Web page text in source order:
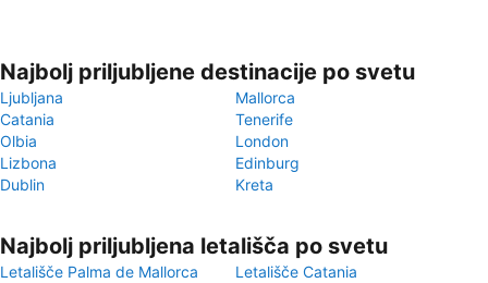
Najbolj priljubljene destinacije po svetu
Ljubljana
Mallorca
Catania
Tenerife
Olbia
London
Lizbona
Edinburg
Dublin
Kreta
Najbolj priljubljena letališča po svetu
Letališče Palma de Mallorca
Letališče Catania